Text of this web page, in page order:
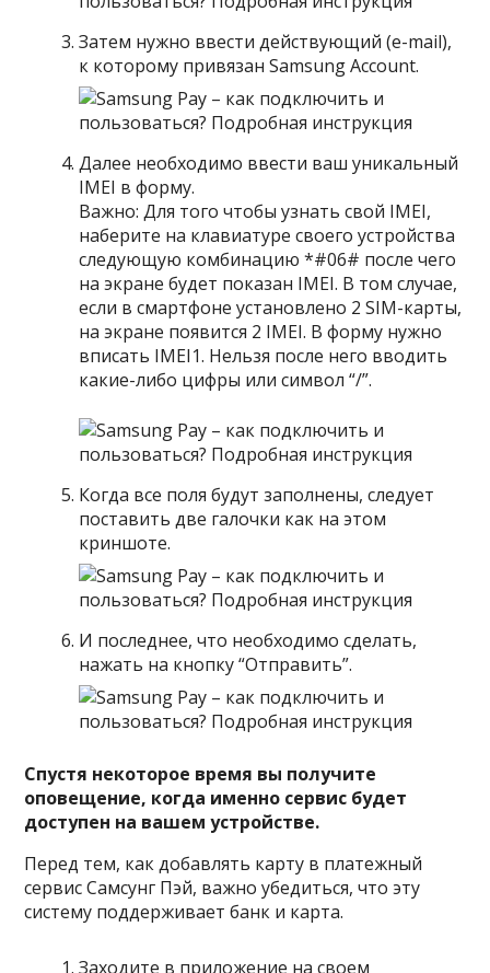
Затем нужно ввести действующий (e-mail),
к которому привязан Samsung Account.
Далее необходимо ввести ваш уникальный
IMEI в форму.
Важно: Для того чтобы узнать свой IMEI,
наберите на клавиатуре своего устройства
следующую комбинацию *#06# после чего
на экране будет показан IMEI. В том случае,
если в смартфоне установлено 2 SIM-карты,
на экране появится 2 IMEI. В форму нужно
вписать IMEI1. Нельзя после него вводить
какие-либо цифры или символ “/”.
Когда все поля будут заполнены, следует
поставить две галочки как на этом
криншоте.
И последнее, что необходимо сделать,
нажать на кнопку “Отправить”.
Спустя некоторое время вы получите
оповещение, когда именно сервис будет
доступен на вашем устройстве.
Перед тем, как добавлять карту в платежный
сервис Самсунг Пэй, важно убедиться, что эту
систему поддерживает банк и карта.
Заходите в приложение на своем